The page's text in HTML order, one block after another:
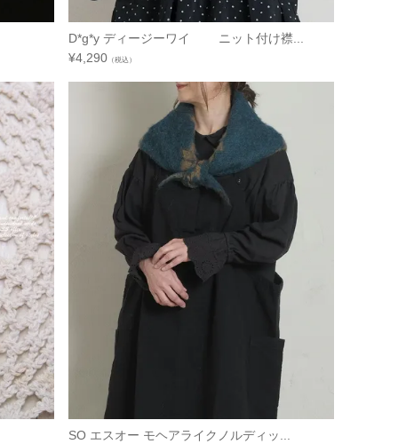
D*g*y ディージーワイ ニット付け襟...
¥4,290 （税込）
SO エスオー モヘアライクノルディッ...